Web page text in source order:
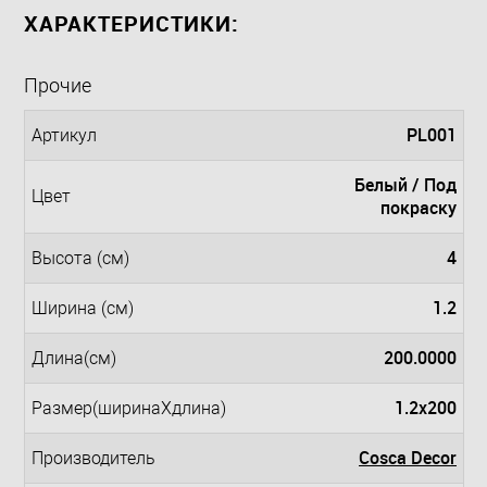
ХАРАКТЕРИСТИКИ:
Прочие
Артикул PL001
Цвет
Белый / Под
покраску
Высота (см) 4
Ширина (см) 1.2
Длина(см) 200.0000
Размер(ширинаXдлина) 1.2x200
Производитель Cosca Decor